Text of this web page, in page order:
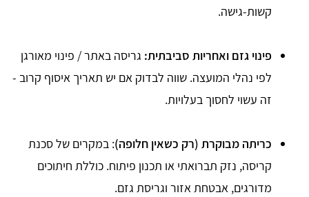
קשות-גישה.
פינוי גזם ואחריות סביבתית: גריסה באתר / פינוי מאורגן
לפי נהלי המועצה. שווה לבדוק אם יש תאריך איסוף קרוב -
זה עשוי לחסוך בעלויות.
כריתה מבוקרת (רק כשאין חלופה): במקרים של סכנת
קריסה, נזק תברואתי או תכנון פיתוח. כוללת חיתוכים
מדורגים, אבטחת אזור וגריסת גזם.